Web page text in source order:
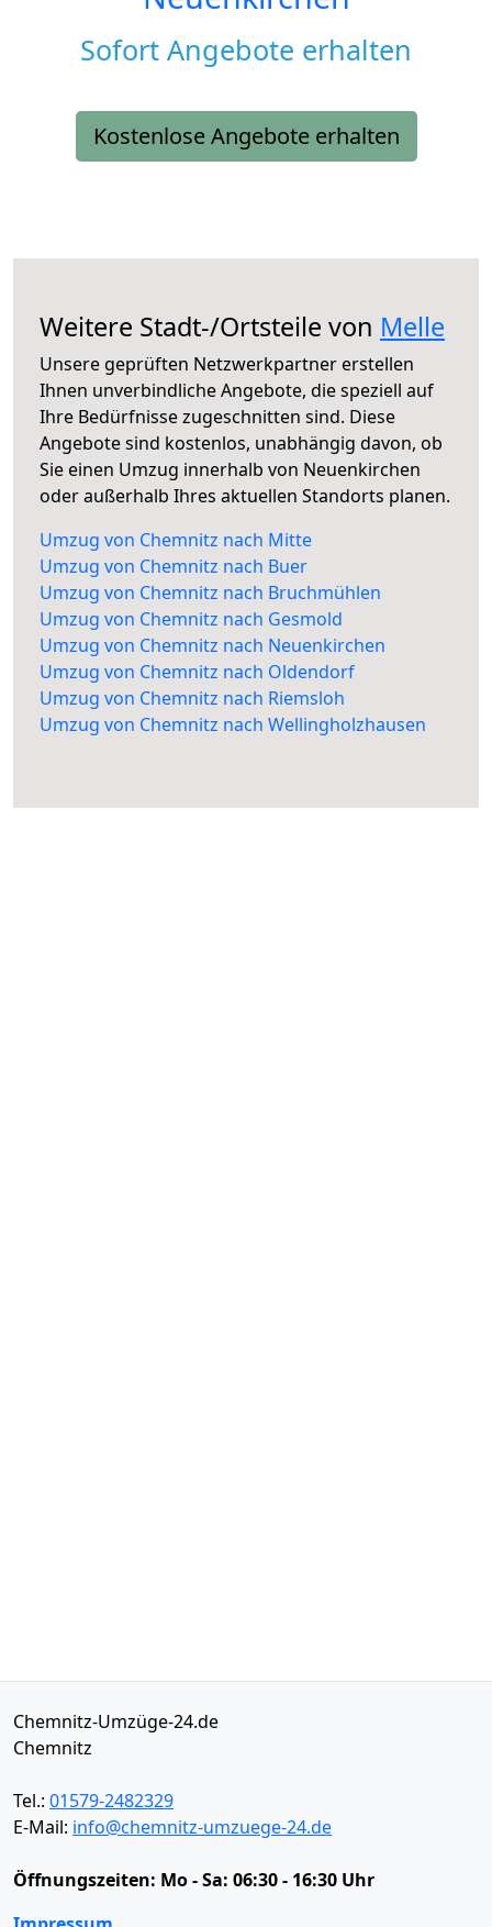
Sofort Angebote erhalten
Kostenlose Angebote erhalten
Weitere Stadt-/Ortsteile von Melle
Unsere geprüften Netzwerkpartner erstellen
Ihnen unverbindliche Angebote, die speziell auf
Ihre Bedürfnisse zugeschnitten sind. Diese
Angebote sind kostenlos, unabhängig davon, ob
Sie einen Umzug innerhalb von Neuenkirchen
oder außerhalb Ihres aktuellen Standorts planen.
Umzug von Chemnitz nach Mitte
Umzug von Chemnitz nach Buer
Umzug von Chemnitz nach Bruchmühlen
Umzug von Chemnitz nach Gesmold
Umzug von Chemnitz nach Neuenkirchen
Umzug von Chemnitz nach Oldendorf
Umzug von Chemnitz nach Riemsloh
Umzug von Chemnitz nach Wellingholzhausen
Chemnitz-Umzüge-24.de
Chemnitz
Tel.: 01579-2482329
E-Mail: info@chemnitz-umzuege-24.de
Öffnungszeiten: Mo - Sa: 06:30 - 16:30 Uhr